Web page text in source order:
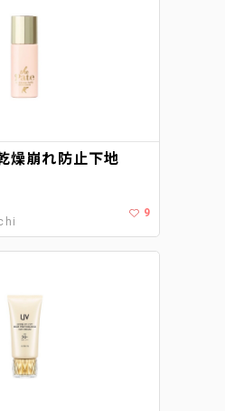
穴パテ職人 乾燥崩れ防止下地
9